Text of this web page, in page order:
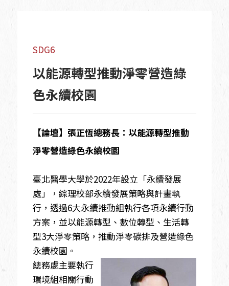
SDG6
以能源轉型推動淨零營造綠
色永續校園
【論壇】張正恆總務長：以能源轉型推動
淨零營造綠色永續校園
臺北醫學大學於2022年設立「永續發展
處」，綜理校部永續發展策略與計畫執
行，透過6大永續推動組執行各項永續行動
方案，並以能源轉型、數位轉型、生活轉
型3大淨零策略，推動淨零碳排及營造綠色
永續校園。
總務處主要執行
環境組相關行動